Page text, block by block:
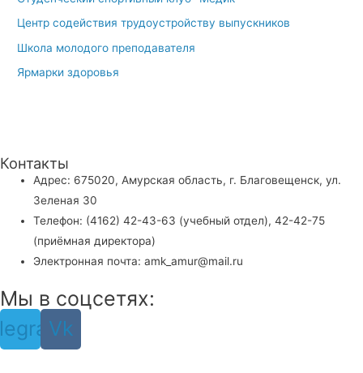
Центр содействия трудоустройству выпускников
Школа молодого преподавателя
Ярмарки здоровья
Контакты
Адрес: 675020, Амурская область, г. Благовещенск, ул.
Зеленая 30
Телефон: (4162) 42-43-63 (учебный отдел), 42-42-75
(приёмная директора)
Электронная почта: amk_amur@mail.ru
Мы в соцсетях:
Vk